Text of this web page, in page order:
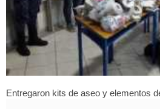
Entregaron kits de aseo y elementos